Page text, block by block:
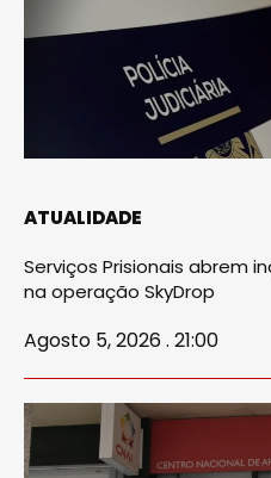
ATUALIDADE
Serviços Prisionais abrem
na operação SkyDrop
Agosto 5, 2026 . 21:00